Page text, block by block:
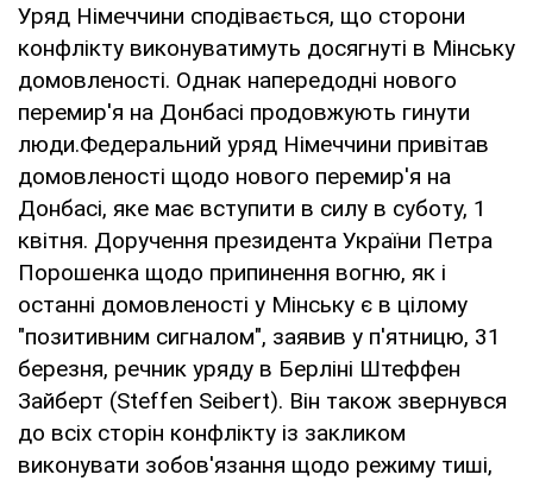
Уряд Німеччини сподівається, що сторони
конфлікту виконуватимуть досягнуті в Мінську
домовленості. Однак напередодні нового
перемир'я на Донбасі продовжують гинути
люди.Федеральний уряд Німеччини привітав
домовленості щодо нового перемир'я на
Донбасі, яке має вступити в силу в суботу, 1
квітня. Доручення президента України Петра
Порошенка щодо припинення вогню, як і
останні домовленості у Мінську є в цілому
"позитивним сигналом", заявив у п'ятницю, 31
березня, речник уряду в Берліні Штеффен
Зайберт (Steffen Seibert). Він також звернувся
до всіх сторін конфлікту із закликом
виконувати зобов'язання щодо режиму тиші,